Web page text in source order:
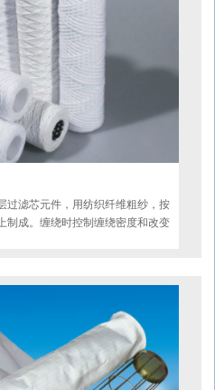
致力于企业内部的质量管理，
认证，形成一套行之有效的完整
量过硬、管理良好、商业信誉
信用”单位，且被新乡市资信委员
单位。好的的科学技术、严格的
的工艺确保了产品的生产，使
：中石油独山子石化公司、中
油田公司、克拉玛依天利恒华
集团神东煤矿、马鞍山钢铁股
国航发西安动力有限公司、延
化工公司、洛阳永龙能化公
过滤芯元件，用纺织纤维粗纱，按
制成。缠绕时控制缠绕密度和改变